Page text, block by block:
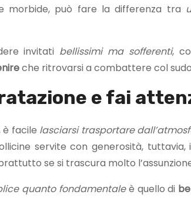
morbide, può fare la differenza tra
invitati bellissimi ma sofferenti,
che ritrovarsi a combattere col
e fai
è facile lasciarsi trasportare
servite con generosità,
se si trascura molto
quanto fondamentaleè quello di